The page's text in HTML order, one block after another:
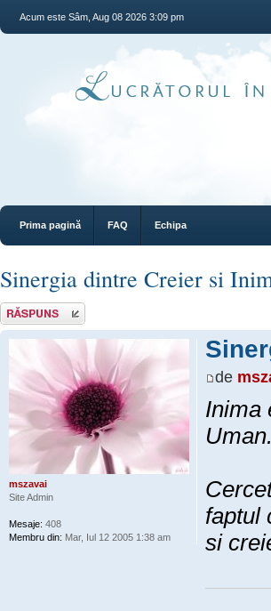
Acum este Sâm, Aug 08 2026 3:09 pm
Prima pagină FAQ Echipa
Sinergia dintre Creier si
Răspunde
de
Inima
Uman.
faptul
si
mszavai
Site Admin
Mesaje: 408
Membru din: Mar, Iul 12 2005 1:38 am